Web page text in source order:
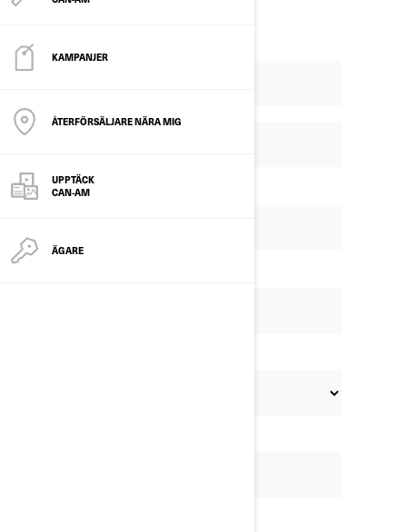
KAMPANJER
ÅTERFÖRSÄLJARE NÄRA MIG
UPPTÄCK
CAN-AM
ÄGARE